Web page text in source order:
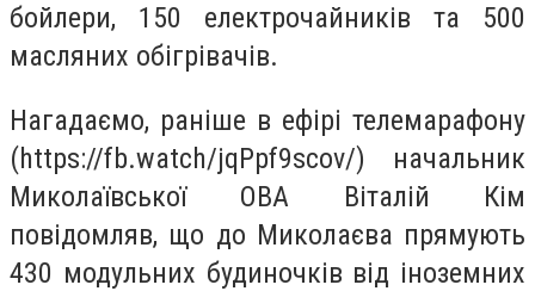
бойлери, 150 електрочайників та 500
масляних обігрівачів.
Нагадаємо, раніше в ефірі телемарафону
(https://fb.watch/jqPpf9scov/) начальник
Миколаївської ОВА Віталій Кім
повідомляв, що до Миколаєва прямують
430 модульних будиночків від іноземних